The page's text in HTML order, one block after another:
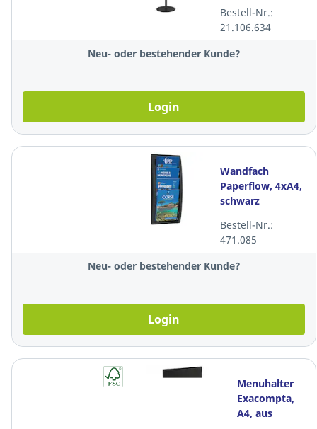
Bestell-Nr.:
21.106.634
Neu- oder bestehender Kunde?
Login
Wandfach
Paperflow, 4xA4,
schwarz
Bestell-Nr.:
471.085
Neu- oder bestehender Kunde?
Login
Menuhalter
Exacompta,
A4, aus